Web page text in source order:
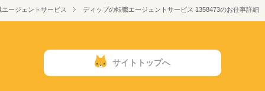
ージェントサービス ディップの転職エージェントサービス 1358473のお仕事詳細
サイトトップへ